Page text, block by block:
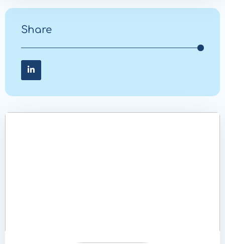
Share
Share on LinkedIn
Share
LinkedIn
Read